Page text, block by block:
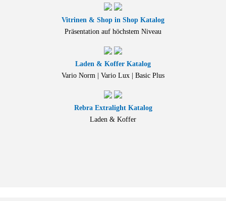
Vitrinen & Shop in Shop Katalog
Präsentation auf höchstem Niveau
Laden & Koffer Katalog
Vario Norm | Vario Lux | Basic Plus
Rebra Extralight Katalog
Laden & Koffer